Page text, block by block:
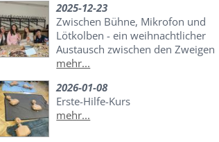
2025-12-23
Zwischen Bühne, Mikrofon und
Lötkolben - ein weihnachtlicher
Austausch zwischen den Zweigen
mehr...
2026-01-08
Erste-Hilfe-Kurs
mehr...